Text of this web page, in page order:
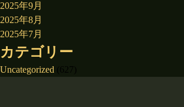
2025年9月
2025年8月
2025年7月
カテゴリー
Uncategorized